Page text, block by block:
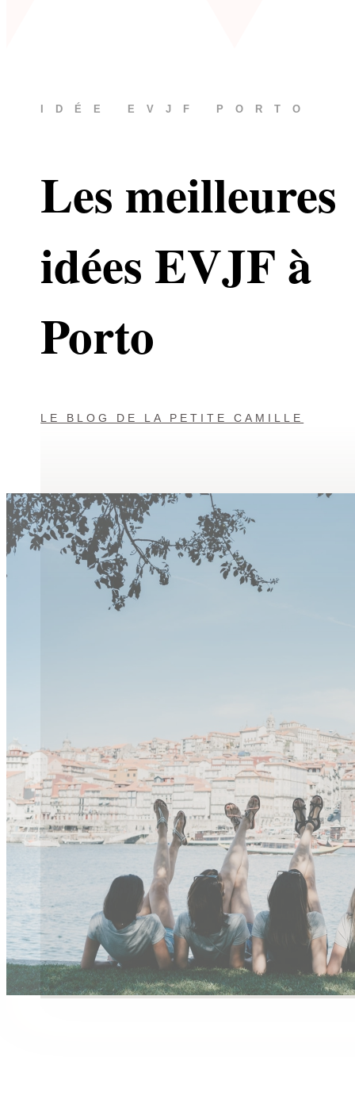
IDÉE EVJF PORTO
Les meilleures
idées EVJF à
Porto
LE BLOG DE LA PETITE CAMILLE